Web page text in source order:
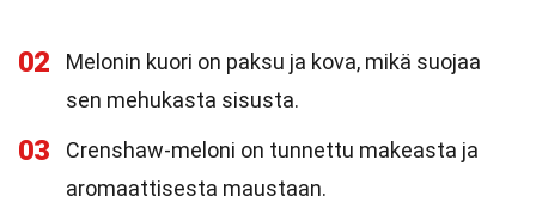
02
Melonin kuori on paksu ja kova, mikä suojaa
sen mehukasta sisusta.
03
Crenshaw-meloni on tunnettu makeasta ja
aromaattisesta maustaan.